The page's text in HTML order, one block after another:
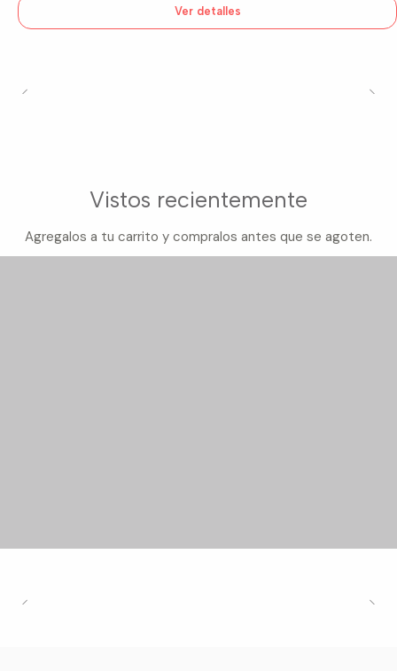
Ver detalles
Vistos recientemente
Agregalos a tu carrito y compralos antes que se agoten.